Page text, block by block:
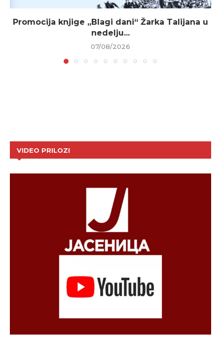
Promocija knjige „Blagi dani“ Žarka Talijana u
nedelju...
07/08/2026
VIDEO PRILOZI